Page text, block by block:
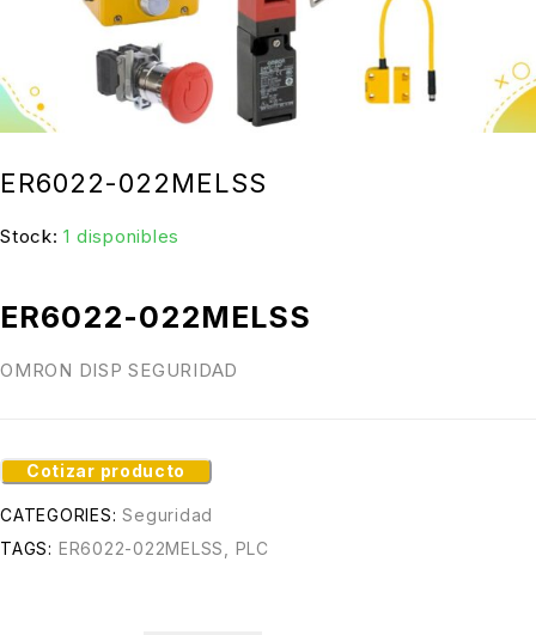
ER6022-022MELSS
Stock: 1 disponibles
ER6022-022MELSS
OMRON DISP SEGURIDAD
Cotizar producto
CATEGORIES: Seguridad
TAGS: ER6022-022MELSS PLC